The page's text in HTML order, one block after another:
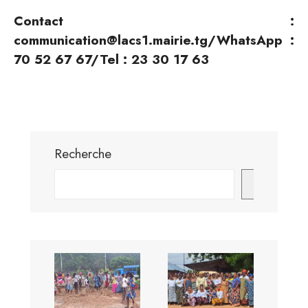
Contact :
communication@lacs1.mairie.tg/WhatsApp :
70 52 67 67/Tel : 23 30 17 63
Recherche